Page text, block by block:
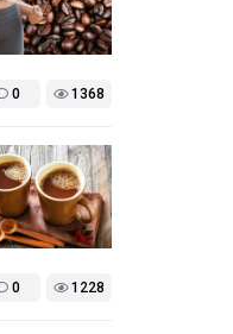
0 1368
0 1228